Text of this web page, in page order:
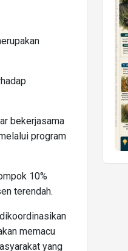
bekerjasama
program
10%
terendah.
memacu
yang